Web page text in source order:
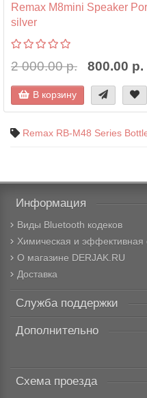
Remax M8mini Speaker
silver
2 000.00 р. 800.00 р.
В корзину
Remax RB-M48 Series
Информация
Виды Bluetooth кодеков
Химическая и эффективная
О магазине DERJAK.RU
Доставка
Служба поддержки
Дополнительно
Схема проезда